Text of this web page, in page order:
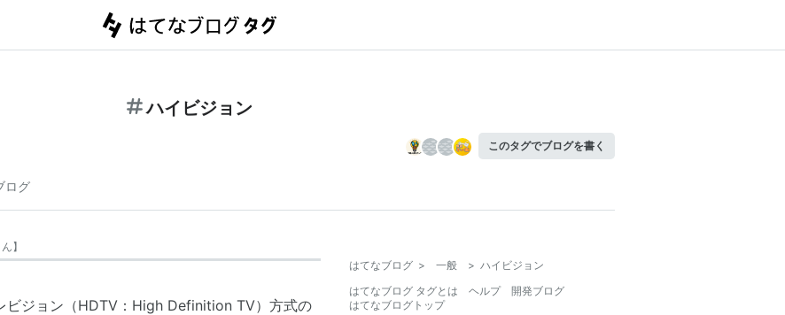
ハイビジョン
このタグでブログを書く
ログ
】
ビジョン（HDTV：High Definition TV）方式の
はてなブログ > 一般 > ハイビジョン
はてなブログ タグとは
ヘルプ
開発ブログ
はてなブログトップ